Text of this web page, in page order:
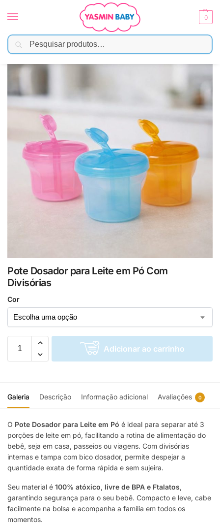
0
Início Amamentação / Acessórios
Pote Dosador para Leite em Pó Com
Divisórias
Cor
Adicionar ao carrinho
Galeria Descrição Informação adicional Avaliações 0
O Pote Dosador para Leite em Pó é ideal para separar até 3
porções de leite em pó, facilitando a rotina de alimentação do
bebê, seja em casa, passeios ou viagens. Com divisórias
internas e tampa com bico dosador, permite despejar a
quantidade exata de forma rápida e sem sujeira.
Seu material é 100% atóxico, livre de BPA e Ftalatos,
garantindo segurança para o seu bebê. Compacto e leve, cabe
facilmente na bolsa e acompanha a família em todos os
momentos.